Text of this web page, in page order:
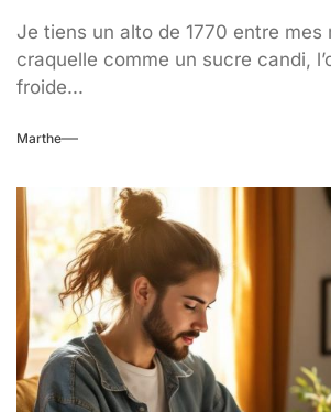
Je tiens un alto de 1770 entre mes
craquelle comme un sucre candi,
froide...
Marthe